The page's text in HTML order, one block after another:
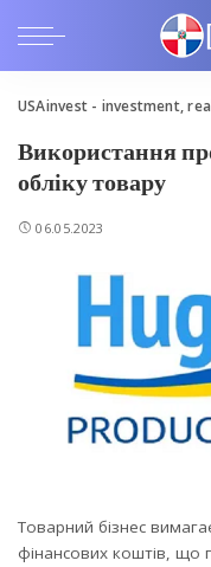
USAinvest - investment,
Використання
обліку товару
06.05.2023
Товарний бізнес
фінансових коштів, що